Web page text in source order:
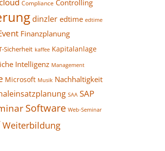
Compliance Controlling
dinzler edtime edtime
Finanzplanung
Sicherheit kaffee Kapitalanlage
Intelligenz Management
Microsoft Musik Nachhaltigkeit
SAA SAP
Software Web-Seminar
Weiterbildung